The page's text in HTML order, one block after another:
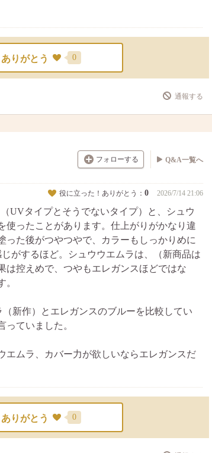
ありがとう 0
通報する
フォローする Q&A一覧へ
役に立った！ありがとう： 0 2026/7/14 21:06
UVタイプとそうでないタイプ）と、シュウ
使ったことがあります。仕上がりがかなり違
った後がつやつやで、カラーもしっかりめに
がするほど。シュウウエムラは、（新商品は
は控えめで、つやもエレガンスほどではな
。
新作）とエレガンスのブルーを比較してい
っていました。
エムラ、カバー力が欲しいならエレガンスだ
ありがとう 0